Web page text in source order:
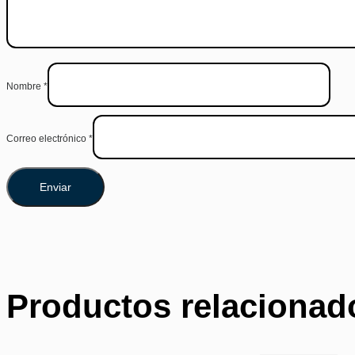
Nombre *
Correo electrónico *
Productos